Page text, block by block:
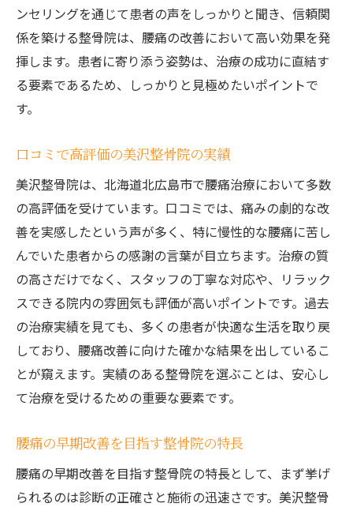
ンセリングを通じて患者の声をしっかりと聞き、信頼関
係を築ける整骨院は、腰痛の改善において高い効果を発
揮します。患者に寄り添う姿勢は、治療の成功に直結す
る要素であるため、しっかりと見極めたいポイントで
す。
口コミで高評価の美沢整骨院の実績
美沢整骨院は、北海道北広島市で腰痛治療において多数
の高評価を受けています。口コミでは、痛みの劇的な改
善を実感したという声が多く、特に慢性的な腰痛に苦し
んでいた患者からの感謝の言葉が目立ちます。治療の質
の高さだけでなく、スタッフの丁寧な対応や、リラック
スできる院内の雰囲気も評価が高いポイントです。過去
の治療実績を見ても、多くの患者が快適な生活を取り戻
しており、腰痛改善に向けた確かな結果を出しているこ
とが窺えます。実績のある整骨院を選ぶことは、安心し
て治療を受けるための重要な要素です。
腰痛の早期改善を目指す整骨院の特長
腰痛の早期改善を目指す整骨院の特長として、まず挙げ
られるのは診断の正確さと施術の迅速さです。美沢整骨